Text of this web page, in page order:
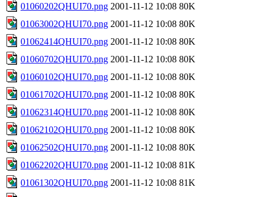
01060202QHUI70.png 2001-11-12 10:08 80K
01063002QHUI70.png 2001-11-12 10:08 80K
01062414QHUI70.png 2001-11-12 10:08 80K
01060702QHUI70.png 2001-11-12 10:08 80K
01060102QHUI70.png 2001-11-12 10:08 80K
01061702QHUI70.png 2001-11-12 10:08 80K
01062314QHUI70.png 2001-11-12 10:08 80K
01062102QHUI70.png 2001-11-12 10:08 80K
01062502QHUI70.png 2001-11-12 10:08 80K
01062202QHUI70.png 2001-11-12 10:08 81K
01061302QHUI70.png 2001-11-12 10:08 81K